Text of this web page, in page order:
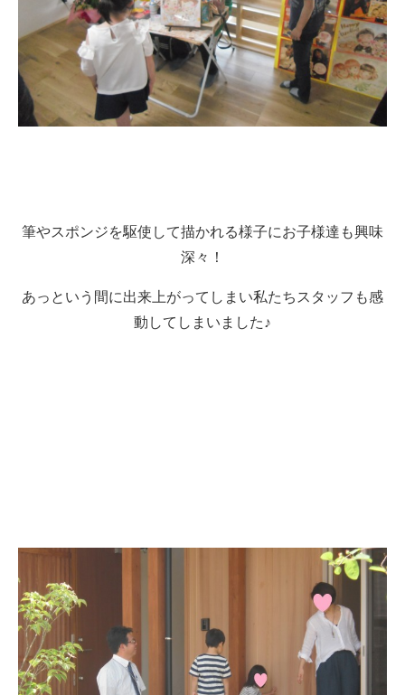
筆やスポンジを駆使して描かれる様子にお子様達も興味
深々！
あっという間に出来上がってしまい私たちスタッフも感
動してしまいました♪